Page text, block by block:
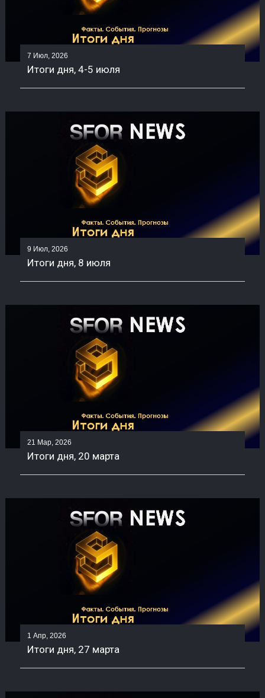
7 Июл, 2026
Итоги дня, 4-5 июля
9 Июл, 2026
Итоги дня, 8 июля
21 Мар, 2026
Итоги дня, 20 марта
1 Апр, 2026
Итоги дня, 27 марта